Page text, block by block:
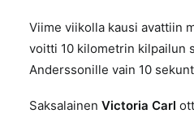
Viime viikolla kausi avattiin
voitti 10 kilometrin kilpailun
Anderssonille vain 10
Saksalainen Victoria Carl